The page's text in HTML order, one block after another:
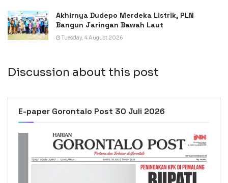
Akhirnya Dudepo Merdeka Listrik, PLN
Bangun Jaringan Bawah Laut
Tuesday, 4 August 2026
Discussion about this post
E-paper Gorontalo Post 30 Juli 2026